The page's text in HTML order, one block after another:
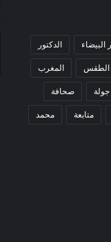
البيضاء الدكتور
الطقس المغرب
جولة صحافة
متابعة محمد